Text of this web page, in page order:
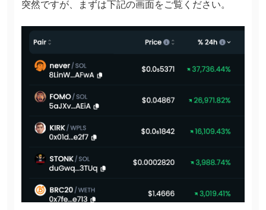
突然ですが、まずは下記の画面をご覧ください。